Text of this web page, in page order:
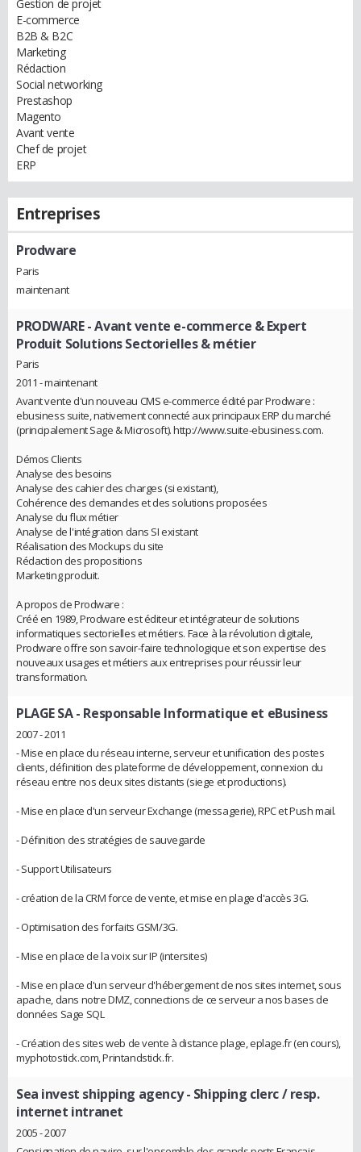
Gestion de projet
E-commerce
B2B & B2C
Marketing
Rédaction
Social networking
Prestashop
Magento
Avant vente
Chef de projet
ERP
Entreprises
Prodware
Paris
maintenant
PRODWARE- Avant vente e-commerce & Expert
Produit Solutions Sectorielles & métier
Paris
2011 - maintenant
Avant vente d'un nouveau CMS e-commerce édité par Prodware :
ebusiness suite, nativement connecté aux principaux ERP du marché
(principalement Sage & Microsoft). http://www.suite-ebusiness.com.
Démos Clients
Analyse des besoins
Analyse des cahier des charges (si existant),
Cohérence des demandes et des solutions proposées
Analyse du flux métier
Analyse de l'intégration dans SI existant
Réalisation des Mockups du site
Rédaction des propositions
Marketing produit.
A propos de Prodware :
Créé en 1989, Prodware est éditeur et intégrateur de solutions
informatiques sectorielles et métiers. Face à la révolution digitale,
Prodware offre son savoir-faire technologique et son expertise des
nouveaux usages et métiers aux entreprises pour réussir leur
transformation.
PLAGE SA- Responsable Informatique et eBusiness
2007 - 2011
- Mise en place du réseau interne, serveur et unification des postes
clients, définition des plateforme de développement, connexion du
réseau entre nos deux sites distants (siege et productions).
- Mise en place d'un serveur Exchange (messagerie), RPC et Push mail.
- Définition des stratégies de sauvegarde
- Support Utilisateurs
- création de la CRM force de vente, et mise en plage d'accès 3G.
- Optimisation des forfaits GSM/3G.
- Mise en place de la voix sur IP (intersites)
- Mise en place d'un serveur d'hébergement de nos sites internet, sous
apache, dans notre DMZ, connections de ce serveur a nos bases de
données Sage SQL
- Création des sites web de vente à distance plage, eplage.fr (en cours),
myphotostick.com, Printandstick.fr.
Sea invest shipping agency- Shipping clerc / resp.
internet intranet
2005 - 2007